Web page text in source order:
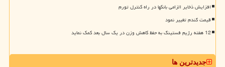
افزایش ذخایر الزامی بانکها در راه کنترل تورم
قیمت گندم تغییر نمود
12 هفته رژیم فستینگ به حفظ کاهش وزن در یک سال بعد کمک نماید
جدیدترین ها